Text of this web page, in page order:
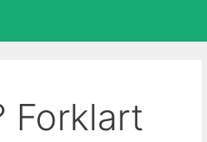
Forklart